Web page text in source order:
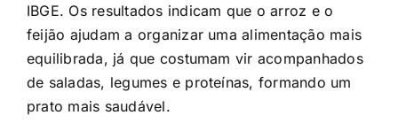
IBGE. Os resultados indicam que o arroz e o
feijão ajudam a organizar uma alimentação mais
equilibrada, já que costumam vir acompanhados
de saladas, legumes e proteínas, formando um
prato mais saudável.